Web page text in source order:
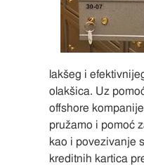
lakšeg i
olakšica. Uz
offshore
pružamo i pomoć
kao i povezivanje
kreditnih kartica